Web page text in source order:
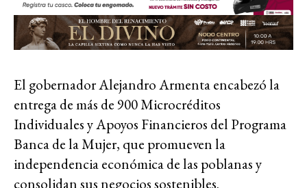
El gobernador Alejandro Armenta encabezó la
entrega de más de 900 Microcréditos
Individuales y Apoyos Financieros del Programa
Banca de la Mujer, que promueven la
independencia económica de las poblanas y
consolidan sus negocios sostenibles.